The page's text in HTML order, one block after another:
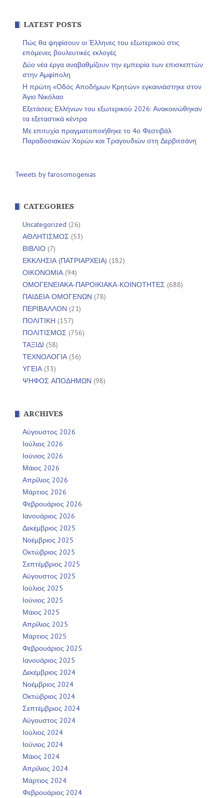
LATEST POSTS
Πώς θα ψηφίσουν οι Έλληνες του εξωτερικού στις
επόμενες βουλευτικές εκλογές
Δύο νέα έργα αναβαθμίζουν την εμπειρία των επισκεπτών
στην Αμφίπολη
Η πρώτη «Οδός Αποδήμων Κρητών» εγκαινιάστηκε στον
Άγιο Νικόλαο
Εξετάσεις Ελλήνων του εξωτερικού 2026: Ανακοινώθηκαν
τα εξεταστικά κέντρα
Με επιτυχία πραγματοποιήθηκε το 4ο Φεστιβάλ
Παραδοσιακών Χορών και Τραγουδιών στη Δερβιτσάνη
Tweets by farosomogenias
CATEGORIES
Uncategorized (26)
ΑΘΛΗΤΙΣΜΟΣ (53)
ΒΙΒΛΙΟ (7)
ΕΚΚΛΗΣΙΑ (ΠΑΤΡΙΑΡΧΕΙΑ) (182)
ΟΙΚΟΝΟΜΙΑ(94)
ΟΜΟΓΕΝΕΙΑΚΑ-ΠΑΡΟΙΚΙΑΚΑ-ΚΟΙΝΟΤΗΤΕΣ (688)
ΠΑΙΔΕΙΑ ΟΜΟΓΕΝΩΝ (78)
ΠΕΡΙΒΑΛΛΟΝ (21)
ΠΟΛΙΤΙΚΗ (157)
ΠΟΛΙΤΙΣΜΟΣ (756)
ΤΑΞΙΔΙ (58)
ΤΕΧΝΟΛΟΓΙΑ(36)
ΥΓΕΙΑ(33)
ΨΗΦΟΣ ΑΠΟΔΗΜΩΝ (98)
ARCHIVES
Αύγουστος 2026
Ιούλιος 2026
Ιούνιος 2026
Μάιος 2026
Απρίλιος 2026
Μάρτιος 2026
Φεβρουάριος 2026
Ιανουάριος 2026
Δεκέμβριος 2025
Νοέμβριος 2025
Οκτώβριος 2025
Σεπτέμβριος 2025
Αύγουστος 2025
Ιούλιος 2025
Ιούνιος 2025
Μάιος 2025
Απρίλιος 2025
Μάρτιος 2025
Φεβρουάριος 2025
Ιανουάριος 2025
Δεκέμβριος 2024
Νοέμβριος 2024
Οκτώβριος 2024
Σεπτέμβριος 2024
Αύγουστος 2024
Ιούλιος 2024
Ιούνιος 2024
Μάιος 2024
Απρίλιος 2024
Μάρτιος 2024
Φεβρουάριος 2024